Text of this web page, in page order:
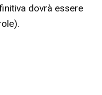
dovrà essere